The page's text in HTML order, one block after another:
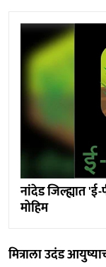
नांदेड जिल्ह्यात
मोहिम
मित्राला उदंड